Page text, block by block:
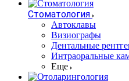
Стоматология
Автоклавы
Визиографы
Дентальные
Интраоральные
Еще